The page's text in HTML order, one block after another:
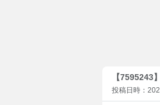
【7595243
投稿日時：